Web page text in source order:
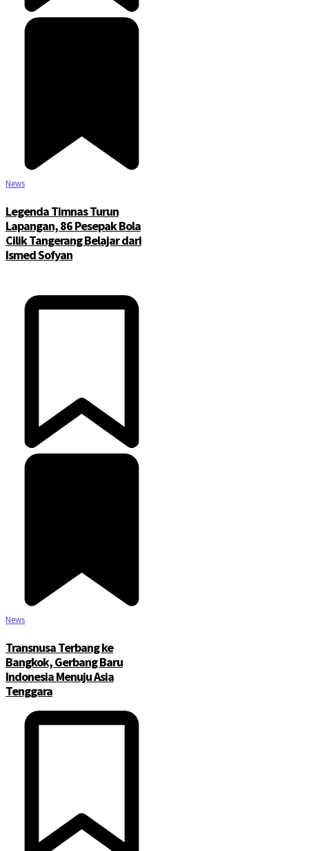
News
Legenda Timnas Turun
Lapangan, 86 Pesepak Bola
Cilik Tangerang Belajar dari
Ismed Sofyan
News
Transnusa Terbang ke
Bangkok, Gerbang Baru
Indonesia Menuju Asia
Tenggara